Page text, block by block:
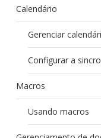
Calendário
Gerenciar
Configurar a
Macros
Usando macros